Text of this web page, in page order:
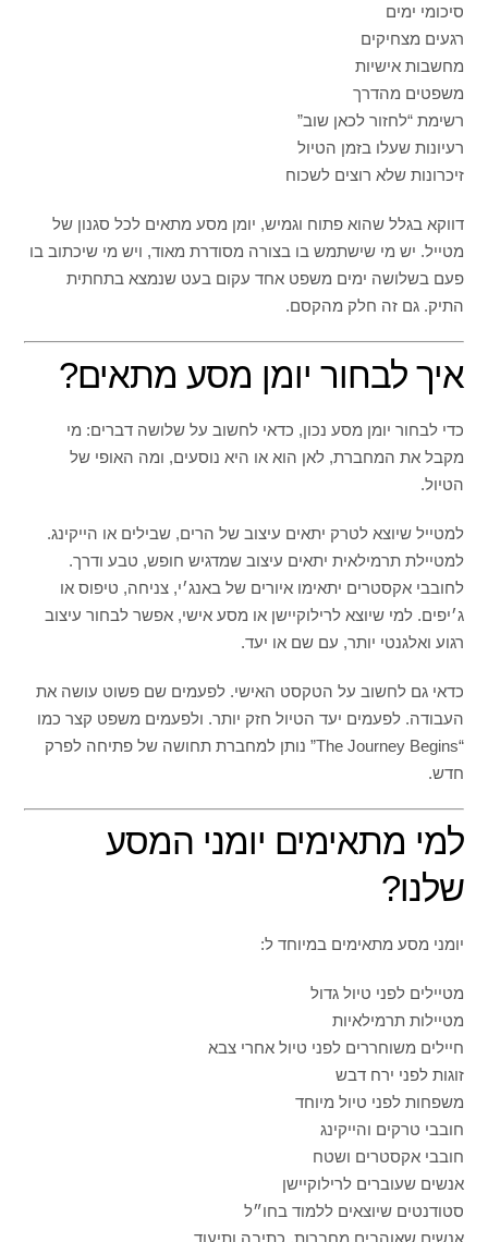
סיכומי ימים
רגעים מצחיקים
מחשבות אישיות
משפטים מהדרך
רשימת “לחזור לכאן שוב”
רעיונות שעלו בזמן הטיול
זיכרונות שלא רוצים לשכוח
דווקא בגלל שהוא פתוח וגמיש, יומן מסע מתאים לכל סגנון של
מטייל. יש מי שישתמש בו בצורה מסודרת מאוד, ויש מי שיכתוב בו
פעם בשלושה ימים משפט אחד עקום בעט שנמצא בתחתית
התיק. גם זה חלק מהקסם.
איך לבחור יומן מסע מתאים?
כדי לבחור יומן מסע נכון, כדאי לחשוב על שלושה דברים: מי
מקבל את המחברת, לאן הוא או היא נוסעים, ומה האופי של
הטיול.
למטייל שיוצא לטרק יתאים עיצוב של הרים, שבילים או הייקינג.
למטיילת תרמילאית יתאים עיצוב שמדגיש חופש, טבע ודרך.
לחובבי אקסטרים יתאימו איורים של באנג׳י, צניחה, טיפוס או
ג׳יפים. למי שיוצא לרילוקיישן או מסע אישי, אפשר לבחור עיצוב
רגוע ואלגנטי יותר, עם שם או יעד.
כדאי גם לחשוב על הטקסט האישי. לפעמים שם פשוט עושה את
העבודה. לפעמים יעד הטיול חזק יותר. ולפעמים משפט קצר כמו
“The Journey Begins” נותן למחברת תחושה של פתיחה לפרק
חדש.
למי מתאימים יומני המסע
שלנו?
יומני מסע מתאימים במיוחד ל:
מטיילים לפני טיול גדול
מטיילות תרמילאיות
חיילים משוחררים לפני טיול אחרי צבא
זוגות לפני ירח דבש
משפחות לפני טיול מיוחד
חובבי טרקים והייקינג
חובבי אקסטרים ושטח
אנשים שעוברים לרילוקיישן
סטודנטים שיוצאים ללמוד בחו״ל
אנשים שאוהבים מחברות, כתיבה ותיעוד